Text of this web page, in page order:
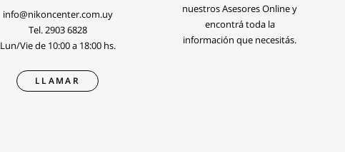
info@nikoncenter.com.uy
Tel. 2903 6828
Lun/Vie de 10:00 a 18:00 hs.
LLAMAR
nuestros Asesores Online y
encontrá toda la
información que necesitás.